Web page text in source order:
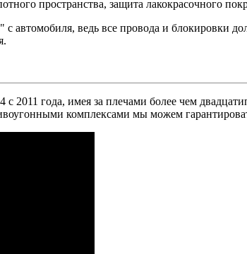
пространства, защита лакокрасочного
автомобиля, ведь все провода и блокировки
года, имея за плечами более чем
комплексами мы можем